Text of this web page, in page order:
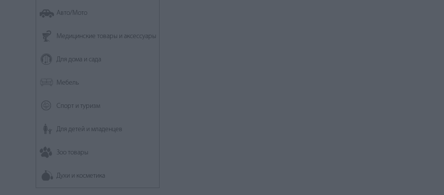
Авто/Мото
Медицинские товары и аксессуары
Для дома и сада
Мебель
Спорт и туризм
Для детей и младенцев
Зоо товары
Духи и косметика